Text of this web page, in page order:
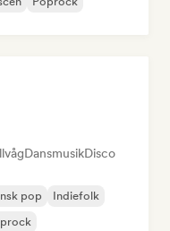
DansmusikDisco
pop
Indiefolk